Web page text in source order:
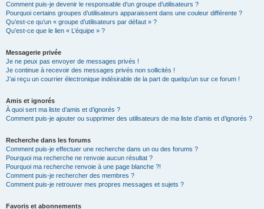
Comment puis-je devenir le responsable d’un groupe d’utilisateurs ?
Pourquoi certains groupes d’utilisateurs apparaissent dans une couleur différente ?
Qu’est-ce qu’un « groupe d’utilisateurs par défaut » ?
Qu’est-ce que le lien « L’équipe » ?
Messagerie privée
Je ne peux pas envoyer de messages privés !
Je continue à recevoir des messages privés non sollicités !
J’ai reçu un courrier électronique indésirable de la part de quelqu’un sur ce forum !
Amis et ignorés
À quoi sert ma liste d’amis et d’ignorés ?
Comment puis-je ajouter ou supprimer des utilisateurs de ma liste d’amis et d’ignorés ?
Recherche dans les forums
Comment puis-je effectuer une recherche dans un ou des forums ?
Pourquoi ma recherche ne renvoie aucun résultat ?
Pourquoi ma recherche renvoie à une page blanche ?!
Comment puis-je rechercher des membres ?
Comment puis-je retrouver mes propres messages et sujets ?
Favoris et abonnements